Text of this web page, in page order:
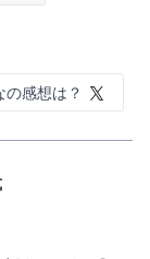
の感想は？